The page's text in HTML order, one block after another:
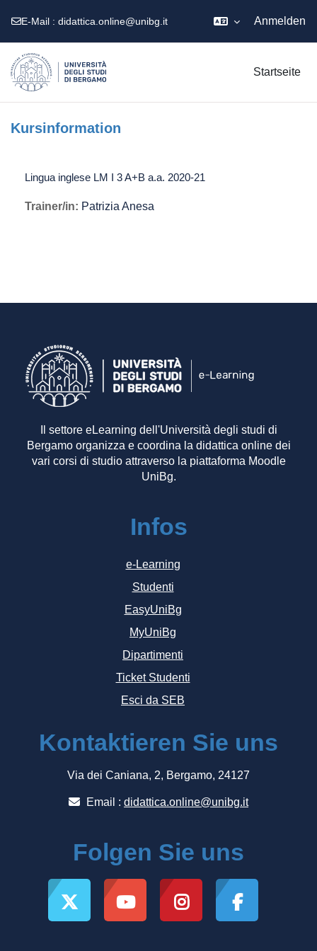
E-Mail : didattica.online@unibg.it Anmelden
Startseite
Kursinformation
Lingua inglese LM I 3 A+B a.a. 2020-21
Trainer/in: Patrizia Anesa
Il settore eLearning dell'Università degli studi di
Bergamo organizza e coordina la didattica online dei
vari corsi di studio attraverso la piattaforma Moodle
UniBg.
Infos
e-Learning
Studenti
EasyUniBg
MyUniBg
Dipartimenti
Ticket Studenti
Esci da SEB
Kontaktieren Sie uns
Via dei Caniana, 2, Bergamo, 24127
Email : didattica.online@unibg.it
Folgen Sie uns